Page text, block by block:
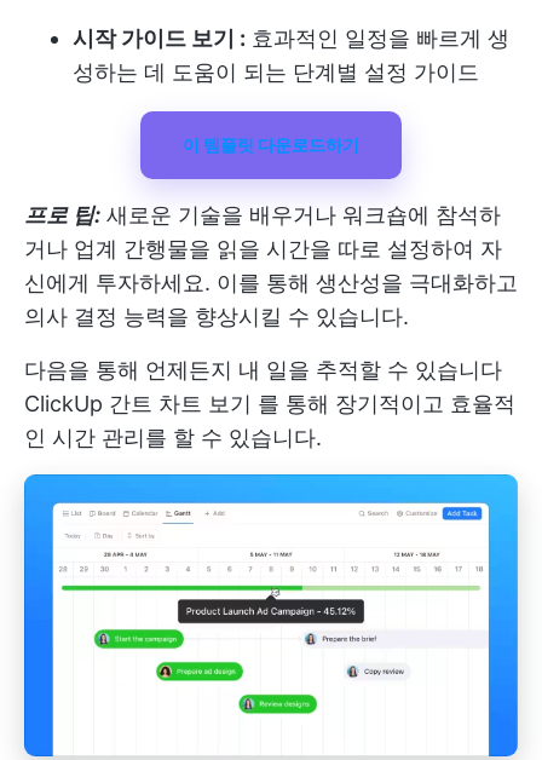
시작 가이드 보기 : 효과적인 일정을 빠르게 생
성하는 데 도움이 되는 단계별 설정 가이드
이 템플릿 다운로드하기
프로 팁: 새로운 기술을 배우거나 워크숍에 참석하
거나 업계 간행물을 읽을 시간을 따로 설정하여 자
신에게 투자하세요. 이를 통해 생산성을 극대화하고
의사 결정 능력을 향상시킬 수 있습니다.
다음을 통해 언제든지 내 일을 추적할 수 있습니다
ClickUp 간트 차트 보기 를 통해 장기적이고 효율적
인 시간 관리를 할 수 있습니다.